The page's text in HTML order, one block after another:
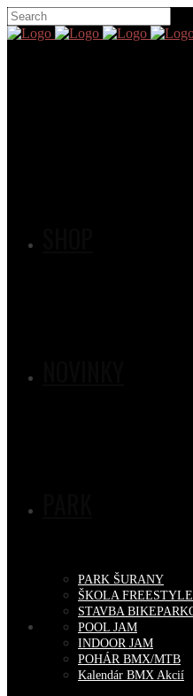
PARK ŠURANY
ŠKOLA
STAVBA
POOL JAM
INDOOR JAM
POHÁR BMX/MTB
Kalendár BMX Akcií